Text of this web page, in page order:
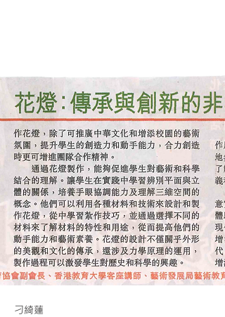
刁綺蓮